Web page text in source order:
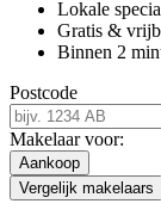
Lokale
Gratis &
Binnen 2
Postcode
Makelaar voor:
Aankoop
Vergelijk makelaars